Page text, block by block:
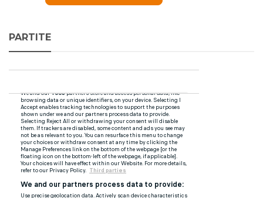
PARTITE